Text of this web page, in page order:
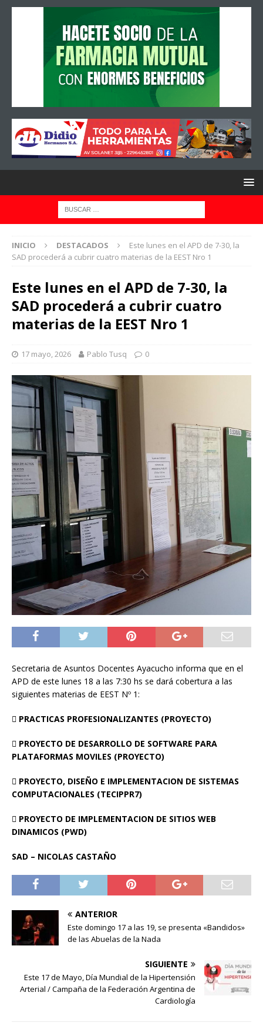
INICIO DESTACADOS
Este lunes en el APD de 7-30, la
SAD procederá a cubrir cuatro materias de la EEST Nro 1
Este lunes en el APD de 7-30, la
SAD procederá a cubrir cuatro
materias de la EEST Nro 1
17 mayo, 2026 Pablo Tusq 0
Secretaria de Asuntos Docentes Ayacucho informa que en el
APD de este lunes 18 a las 7:30 hs se dará cobertura a las
siguientes materias de EEST Nº 1:
 PRACTICAS PROFESIONALIZANTES (PROYECTO)
 PROYECTO DE DESARROLLO DE SOFTWARE PARA
PLATAFORMAS MOVILES (PROYECTO)
 PROYECTO, DISEÑO E IMPLEMENTACION DE SISTEMAS
COMPUTACIONALES (TECIPPR7)
 PROYECTO DE IMPLEMENTACION DE SITIOS WEB
DINAMICOS (PWD)
SAD – NICOLAS CASTAÑO
ANTERIOR
Este domingo 17 a las 19, se presenta «Bandidos»
de las Abuelas de la Nada
SIGUIENTE
Este 17 de Mayo, Día Mundial de la Hipertensión
Arterial / Campaña de la Federación Argentina de
Cardiología